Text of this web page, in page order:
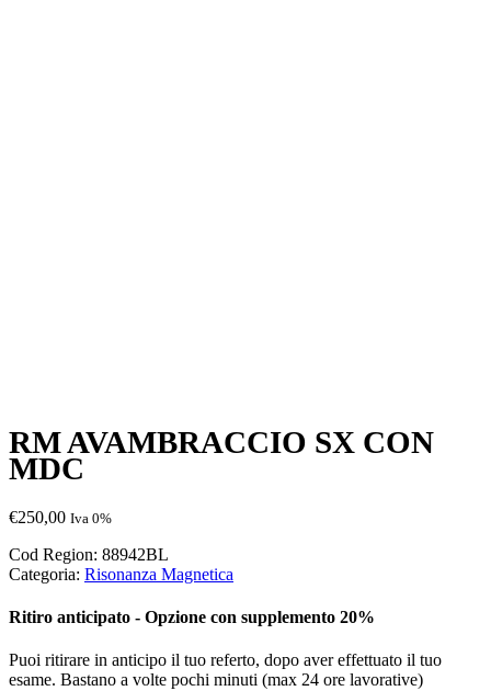
RM AVAMBRACCIO SX CON
MDC
€250,00 Iva 0%
Cod Region: 88942BL
Categoria: Risonanza Magnetica
Ritiro anticipato - Opzione con supplemento 20%
Puoi ritirare in anticipo il tuo referto, dopo aver effettuato il tuo
esame. Bastano a volte pochi minuti (max 24 ore lavorative)